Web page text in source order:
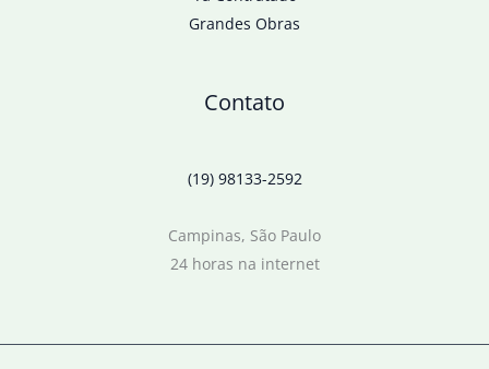
Grandes Obras
Contato
(19) 98133-2592
Campinas, São Paulo
24 horas na internet